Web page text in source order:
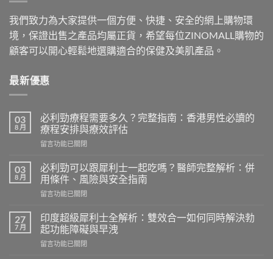
我們致力為大家提供一個方便、快捷、安全的網上購物環
境，保證出售之產品均屬正貨，希望每位ZINOMALL購物的
顧客可以開心輕鬆地選購適合的保健及美肌產品。
最新優惠
03
8 月
必利勁療程需要多久？完整指南：香港男性必讀的
療程安排與療效評估
在
利
勁
療
程
要
多
久？
完
留言功能已關閉
03
8 月
必利勁可以跟犀利士一起吃嗎？醫師完整解析：併
用條件、風險與安全指南
在
利
勁
可
以
留言功能已關閉
27
7 月
印度超級犀利士全解析：雙效合一如何同時解決勃
起功能障礙與早洩
在
留言功能已關閉